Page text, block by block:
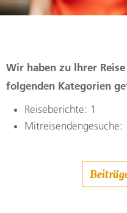
Wir haben zu lhrer
folgenden Kategorien
Reiseberichte: 1
Mitreisendengesuche: